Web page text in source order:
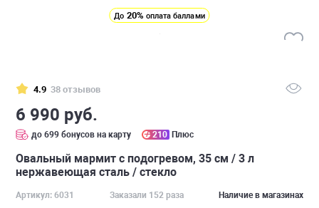
До 20% оплата баллами
4.9 38 отзывов
6 990 руб.
до 699 бонусов на карту 210 Плюс
Овальный мармит с подогревом, 35 см / 3 л
нержавеющая сталь / стекло
Артикул: 6031 Заказали 152 раза Наличие в магазинах